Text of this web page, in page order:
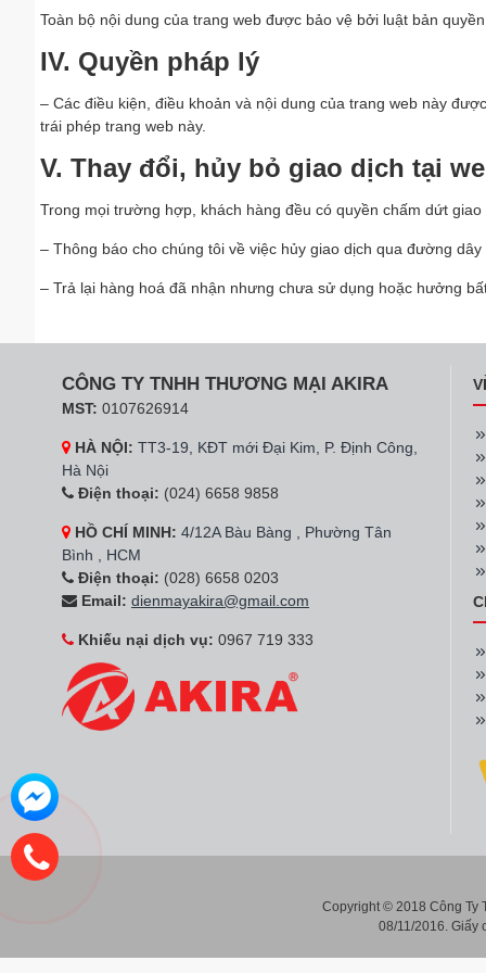
Toàn bộ nội dung của trang web được bảo vệ bởi luật bản
IV. Quyền pháp lý
– Các điều kiện, điều khoản và nội dung của trang web này
trái phép trang web này.
V. Thay đổi, hủy bỏ giao dịch tại
Trong mọi trường hợp, khách hàng đều có quyền chấm dứt
– Thông báo cho chúng tôi về việc hủy giao dịch qua đường
– Trả lại hàng hoá đã nhận nhưng chưa sử dụng hoặc hưởng
CÔNG TY TNHH THƯƠNG MẠI AKIRA
MST: 0107626914
HÀ NỘI: TT3-19, KĐT mới Đại Kim, P. Định Công,
Hà Nội
Điện thoại: (024) 6658 9858
HỒ CHÍ MINH: 4/12A Bàu Bàng , Phường Tân
Bình , HCM
Điện thoại: (028) 6658 0203
Email: dienmayakira@gmail.com
Khiếu nại dịch vụ: 0967 719 333
Copyright © 2018 Công Ty
08/11/2016. Giấy